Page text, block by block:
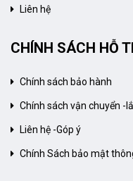
Liên hệ
CHÍNH SÁCH HỖ
Chính sách bảo hành
Chính sách vận chuyển -
Liên hệ -Góp ý
Chính Sách bảo mật